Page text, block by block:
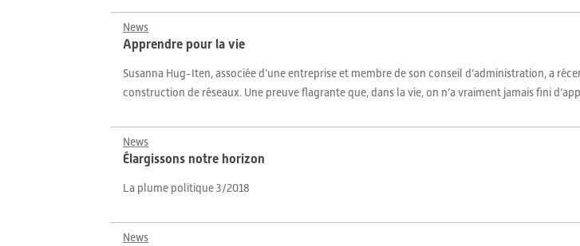
News
Apprendre pour la vie
Susanna Hug-Iten, associée d’une entreprise et membre de son conseil d’administration, a
construction de réseaux. Une preuve flagrante que, dans la vie, on n’a vraiment jamais fini
News
Élargissons notre horizon
La plume politique 3/2018
News